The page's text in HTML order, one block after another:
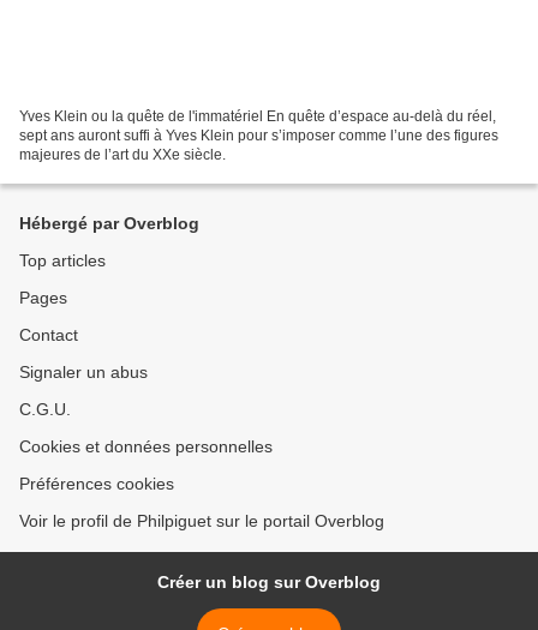
Yves Klein ou la quête de l'immatériel En quête d’espace au-delà du réel,
sept ans auront suffi à Yves Klein pour s’imposer comme l’une des figures
majeures de l’art du XXe siècle.
Hébergé par Overblog
Top articles
Pages
Contact
Signaler un abus
C.G.U.
Cookies et données personnelles
Préférences cookies
Voir le profil de Philpiguet sur le portail Overblog
Créer un blog sur Overblog